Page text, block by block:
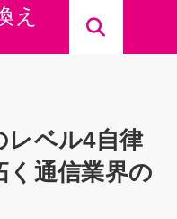
え
レベル4自律
通信業界の